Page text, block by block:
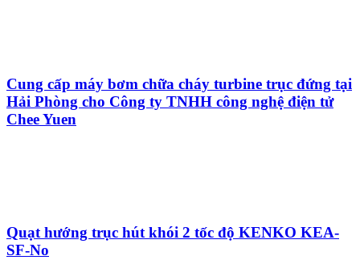
Quạt hướng trục hút khói 2 tốc độ KENKO KEA-
SF-No
Cung cấp máy bơm chữa cháy turbine trục đứng tại
Hải Phòng cho Công ty TNHH công nghệ điện tử
Chee Yuen